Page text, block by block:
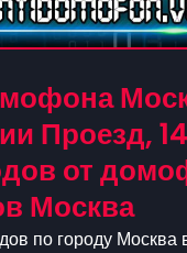
Проезд,
от
Москва
по городу Москва